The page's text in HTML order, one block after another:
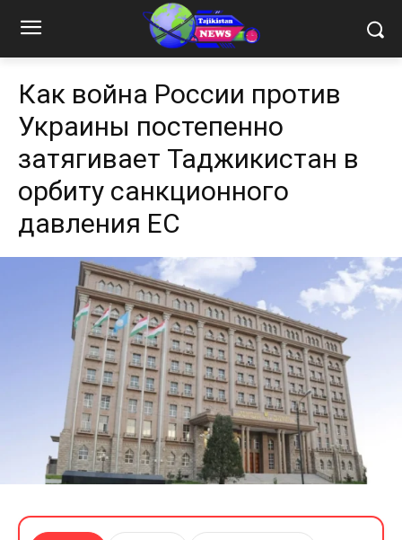
Как война России против
Украины постепенно
затягивает Таджикистан в
орбиту санкционного
давления ЕС